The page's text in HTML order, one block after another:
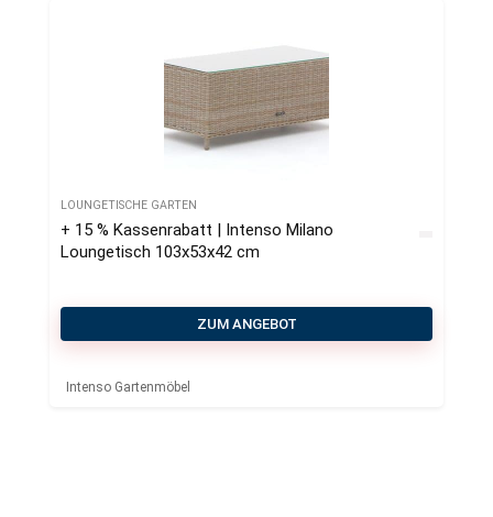
LOUNGETISCHE GARTEN
+ 15 % Kassenrabatt | Intenso Milano
Loungetisch 103x53x42 cm
ZUM ANGEBOT
Intenso Gartenmöbel